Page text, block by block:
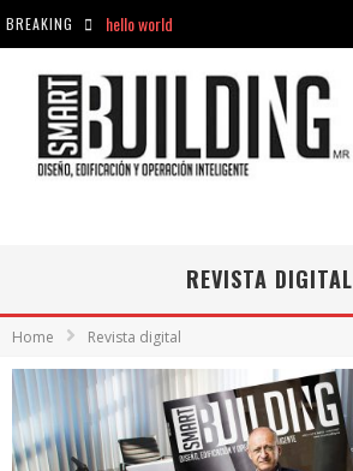
BREAKING hello world
hello world
REVISTA DIGITAL
Home Revista digital